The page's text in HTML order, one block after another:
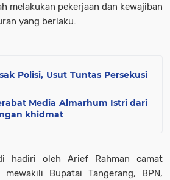
melakukan pekerjaan dan kewajiban
yang berlaku.
Polisi, Usut Tuntas Persekusi
Media Almarhum Istri dari
khidmat
hadiri oleh Arief Rahman camat
Bupatai Tangerang, BPN,